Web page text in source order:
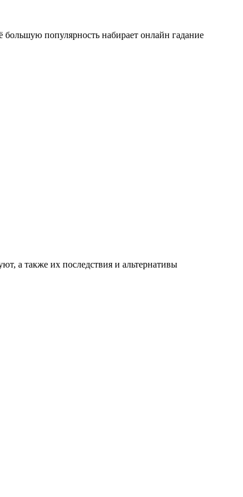
популярность набирает онлайн гадание
а также их последствия и альтернативы